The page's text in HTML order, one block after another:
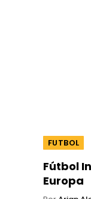
FUTBOL
Fútbol
Europa